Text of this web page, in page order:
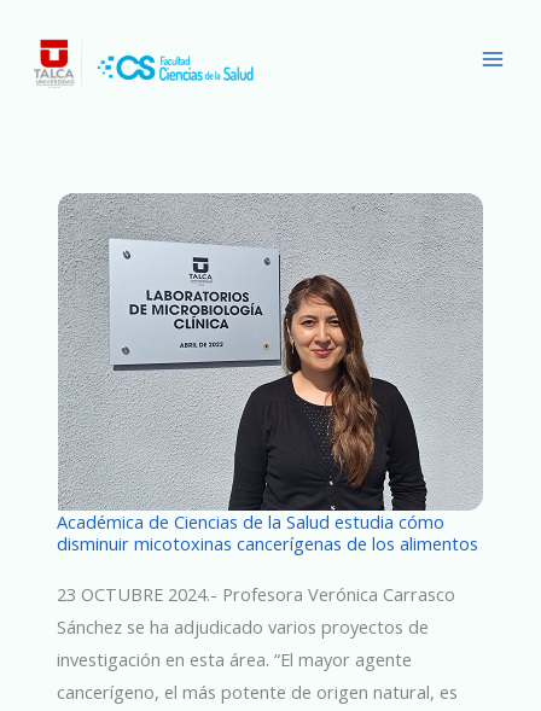
contenido
Académica de Ciencias de la Salud estudia cómo
disminuir micotoxinas cancerígenas de los alimentos
23 OCTUBRE 2024.- Profesora Verónica Carrasco
Sánchez se ha adjudicado varios proyectos de
investigación en esta área. “El mayor agente
cancerígeno, el más potente de origen natural, es